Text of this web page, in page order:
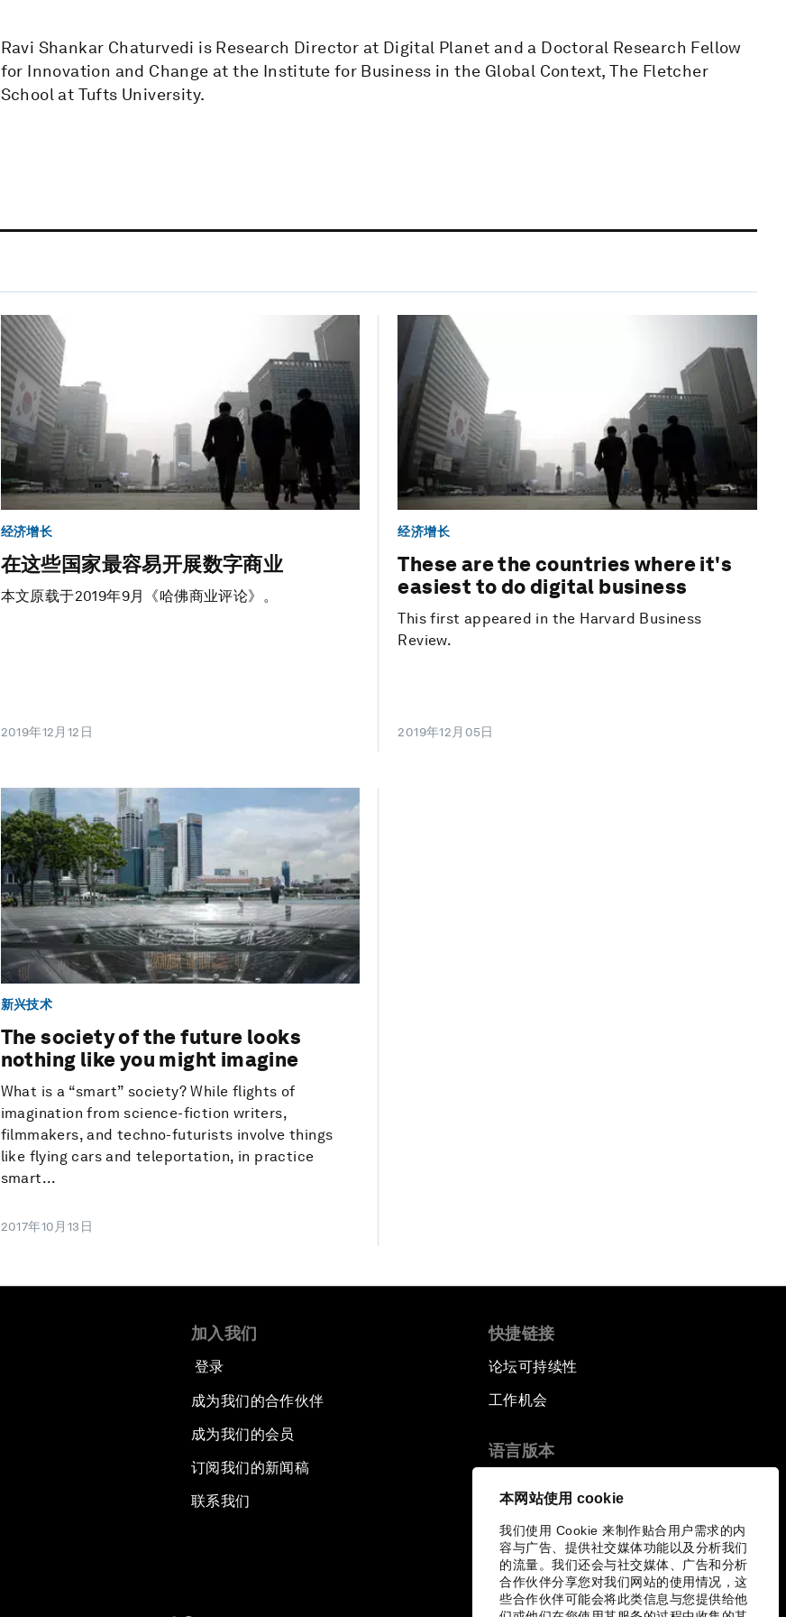
本网站使用 cookie
我们使用 Cookie 来制作贴合用户需求的内
容与广告、提供社交媒体功能以及分析我们
的流量。我们还会与社交媒体、广告和分析
合作伙伴分享您对我们网站的使用情况，这
些合作伙伴可能会将此类信息与您提供给他
Ravi Shankar Chaturvedi is Research Director at Digital Planet and a Doctoral Research Fellow
for Innovation and Change at the Institute for Business in the Global Context, The Fletcher
School at Tufts University.
经济增长
在这些国家最容易开展数字商业
本文原载于2019年9月《哈佛商业评论》。
2019年12月12日
经济增长
These are the countries where it's
easiest to do digital business
This first appeared in the Harvard Business
Review.
2019年12月05日
新兴技术
The society of the future looks
nothing like you might imagine
What is a “smart” society? While flights of
imagination from science-fiction writers,
filmmakers, and techno-futurists involve things
like flying cars and teleportation, in practice
smart...
2017年10月13日
加入我们
登录
成为我们的合作伙伴
成为我们的会员
订阅我们的新闻稿
联系我们
快捷链接
论坛可持续性
工作机会
语言版本